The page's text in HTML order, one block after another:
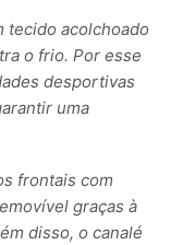
tecido acolchoado
o frio. Por esse
desportivas
uma
frontais com
graças à
disso, o canalé